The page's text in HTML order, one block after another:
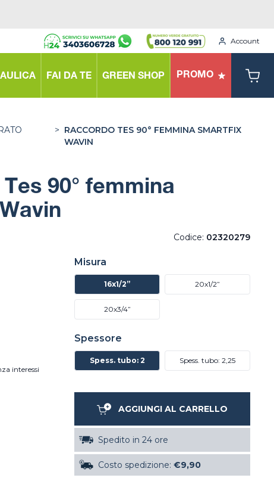
Account
FAI DA TE GREEN SHOP PROMO
> RACCORDO TES 90° FEMMINA SMARTFIX
WAVIN
90° femmina
Codice: 02320279
interessi
Misura
16x1/2” 20x1/2”
20x3/4”
Spessore
Spess. tubo: 2 Spess. tubo: 2,25
AGGIUNGI AL CARRELLO
Spedito in 24 ore
Costo spedizione: €9,90